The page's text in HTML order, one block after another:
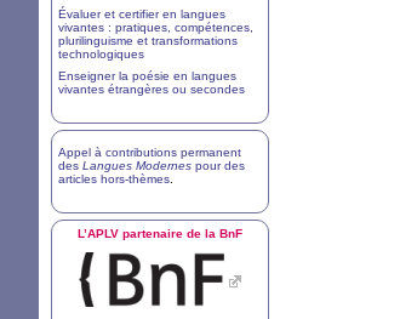
Évaluer et certifier en langues
vivantes : pratiques, compétences,
plurilinguisme et transformations
technologiques
Enseigner la poésie en langues
vivantes étrangères ou secondes
Appel à contributions permanent
des Langues Modernes pour des
articles hors-thèmes
L’APLV partenaire de la BnF